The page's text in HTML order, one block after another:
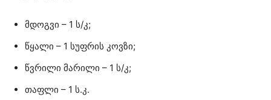
მდოგვი – 1 ს/კ;
წყალი – 1 სუფრის კოვზი;
წვრილი მარილი – 1 ს/კ;
თაფლი – 1 ს.კ.